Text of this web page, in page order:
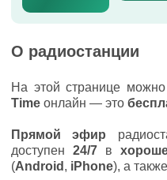
О радиостанции
На этой странице
Time онлайн — это
Прямой эфир
доступен24/7 в
(Android , iPhone), а